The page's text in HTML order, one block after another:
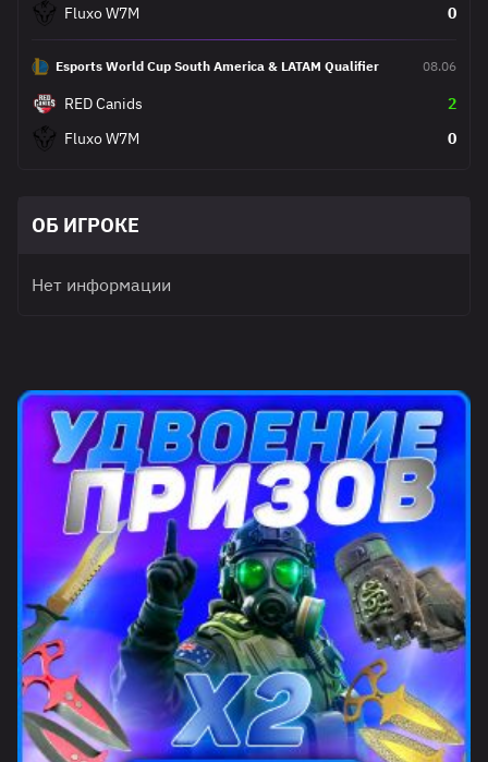
Fluxo W7M
0
Esports World Cup South America & LATAM Qualifier 08.06
RED Canids
2
Fluxo W7M
0
ОБ ИГРОКЕ
Нет информации